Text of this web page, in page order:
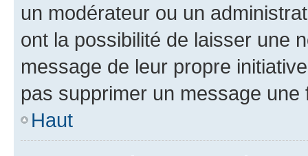
un modérateur ou un
ont la possibilité de laisser une
message de leur propre
pas supprimer un message une
Haut